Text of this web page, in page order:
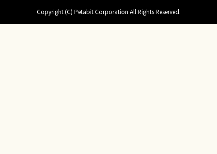
Copyright (C) Petabit Corporation All Rights Reserved.